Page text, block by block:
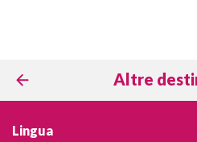
Altre
Lingua